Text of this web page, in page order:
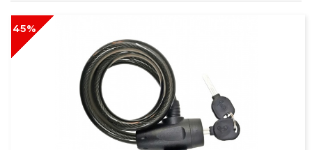
45%